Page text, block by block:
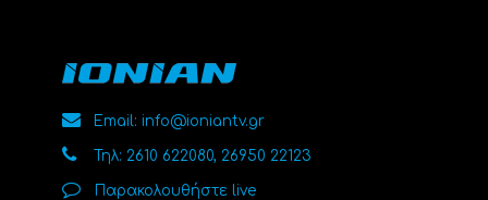
Email: info@ioniantv.gr
Τηλ: 2610 622080, 26950 22123
Παρακολουθήστε live